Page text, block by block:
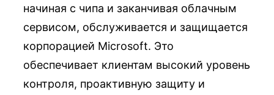
начиная с чипа и заканчивая облачным
сервисом, обслуживается и защищается
корпорацией Microsoft. Это
обеспечивает клиентам высокий уровень
контроля, проактивную защиту и